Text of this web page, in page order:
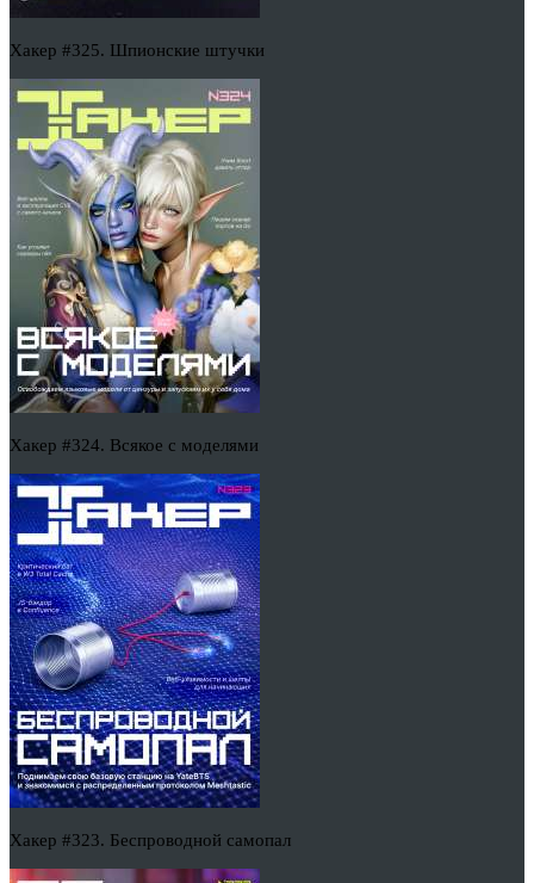
Хакер #325. Шпионские штучки
Хакер #324. Всякое с моделями
Хакер #323. Беспроводной самопал